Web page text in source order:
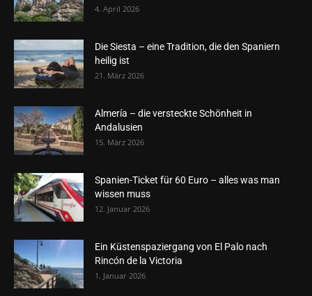
4. April 2026
Die Siesta – eine Tradition, die den Spaniern
heilig ist
21. März 2026
Almería – die versteckte Schönheit in
Andalusien
15. März 2026
Spanien-Ticket für 60 Euro – alles was man
wissen muss
12. Januar 2026
Ein Küstenspaziergang von El Palo nach
Rincón de la Victoria
1. Januar 2026